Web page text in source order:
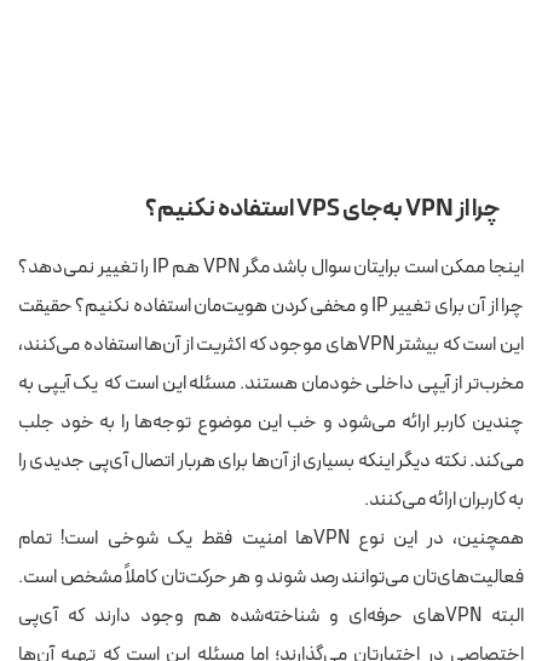
چرا از VPN به‌جای VPS استفاده نکنیم؟
اینجا ممکن است برایتان سوال باشد مگر VPN هم IP را تغییر نمی‌دهد؟
چرا از آن برای تغییر IP و مخفی کردن هویت‌مان استفاده نکنیم؟ حقیقت
این است که بیشتر VPNهای موجود که اکثریت از آن‌ها استفاده می‌کنند،
مخرب‌تر از آیپی داخلی خودمان هستند. مسئله این است که یک آیپی به
چندین کاربر ارائه می‌شود و خب این موضوع توجه‌ها را به‌ خود جلب
می‌کند. نکته دیگر اینکه بسیاری از آن‌ها برای هربار اتصال آی‌پی جدیدی را
به کاربران ارائه می‌کنند.
همچنین، در این نوع VPNها امنیت فقط یک شوخی است! تمام
فعالیت‌های‌تان می‌توانند رصد شوند و هر حرکت‌تان کاملاً مشخص است.
البته VPNهای حرفه‌ای و شناخته‌شده هم وجود دارند که آی‌پی
اختصاصی در اختیارتان می‌گذارند؛ اما مسئله این است که تهیه آن‌ها